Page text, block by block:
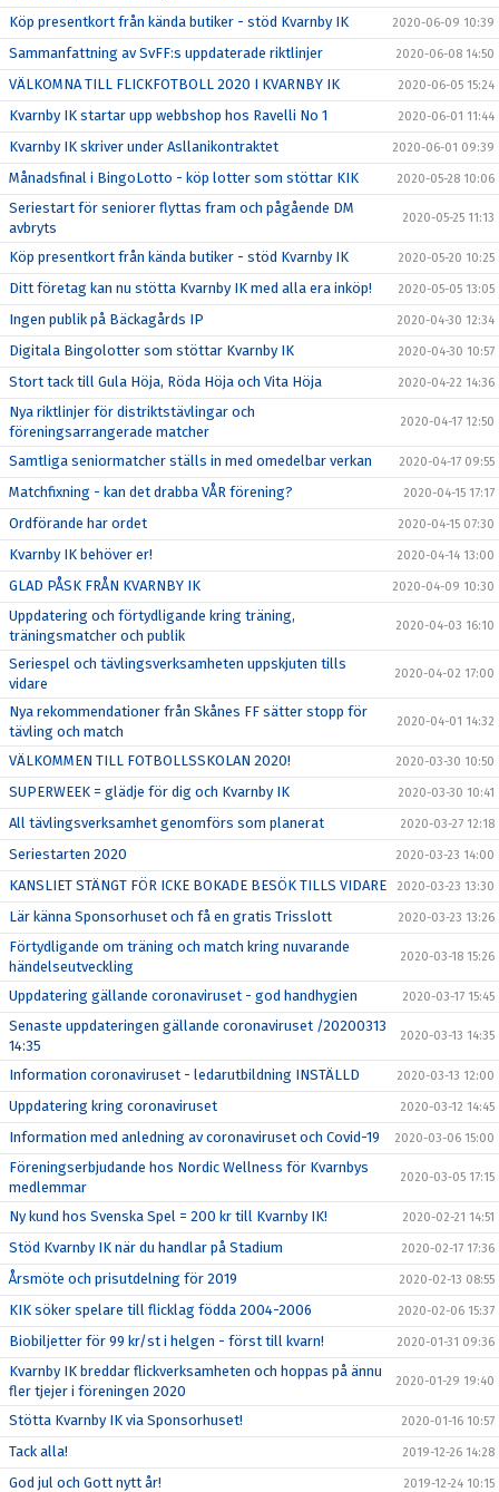
Köp presentkort från kända butiker - stöd Kvarnby IK 2020-06-09 10:39
Sammanfattning av SvFF:s uppdaterade riktlinjer 2020-06-08 14:50
VÄLKOMNA TILL FLICKFOTBOLL 2020 I KVARNBY IK 2020-06-05 15:24
Kvarnby IK startar upp webbshop hos Ravelli No 1 2020-06-01 11:44
Kvarnby IK skriver under Asllanikontraktet 2020-06-01 09:39
Månadsfinal i BingoLotto - köp lotter som stöttar KIK 2020-05-28 10:06
Seriestart för seniorer flyttas fram och pågående DM
avbryts
2020-05-25 11:13
Köp presentkort från kända butiker - stöd Kvarnby IK 2020-05-20 10:25
Ditt företag kan nu stötta Kvarnby IK med alla era inköp! 2020-05-05 13:05
Ingen publik på Bäckagårds IP 2020-04-30 12:34
Digitala Bingolotter som stöttar Kvarnby IK 2020-04-30 10:57
Stort tack till Gula Höja, Röda Höja och Vita Höja 2020-04-22 14:36
Nya riktlinjer för distriktstävlingar och
föreningsarrangerade matcher
2020-04-17 12:50
Samtliga seniormatcher ställs in med omedelbar verkan 2020-04-17 09:55
Matchfixning - kan det drabba VÅR förening? 2020-04-15 17:17
Ordförande har ordet 2020-04-15 07:30
Kvarnby IK behöver er! 2020-04-14 13:00
GLAD PÅSK FRÅN KVARNBY IK 2020-04-09 10:30
Uppdatering och förtydligande kring träning,
träningsmatcher och publik
2020-04-03 16:10
Seriespel och tävlingsverksamheten uppskjuten tills
vidare
2020-04-02 17:00
Nya rekommendationer från Skånes FF sätter stopp för
tävling och match
2020-04-01 14:32
VÄLKOMMEN TILL FOTBOLLSSKOLAN 2020! 2020-03-30 10:50
SUPERWEEK = glädje för dig och Kvarnby IK 2020-03-30 10:41
All tävlingsverksamhet genomförs som planerat 2020-03-27 12:18
Seriestarten 2020 2020-03-23 14:00
KANSLIET STÄNGT FÖR ICKE BOKADE BESÖK TILLS VIDARE 2020-03-23 13:30
Lär känna Sponsorhuset och få en gratis Trisslott 2020-03-23 13:26
Förtydligande om träning och match kring nuvarande
händelseutveckling
2020-03-18 15:26
Uppdatering gällande coronaviruset - god handhygien 2020-03-17 15:45
Senaste uppdateringen gällande coronaviruset /20200313
14:35
2020-03-13 14:35
Information coronaviruset - ledarutbildning INSTÄLLD 2020-03-13 12:00
Uppdatering kring coronaviruset 2020-03-12 14:45
Information med anledning av coronaviruset och Covid-19 2020-03-06 15:00
Föreningserbjudande hos Nordic Wellness för Kvarnbys
medlemmar
2020-03-05 17:15
Ny kund hos Svenska Spel = 200 kr till Kvarnby IK! 2020-02-21 14:51
Stöd Kvarnby IK när du handlar på Stadium 2020-02-17 17:36
Årsmöte och prisutdelning för 2019 2020-02-13 08:55
KIK söker spelare till flicklag födda 2004-2006 2020-02-06 15:37
Biobiljetter för 99 kr/st i helgen - först till kvarn! 2020-01-31 09:36
Kvarnby IK breddar flickverksamheten och hoppas på ännu
fler tjejer i föreningen 2020
2020-01-29 19:40
Stötta Kvarnby IK via Sponsorhuset! 2020-01-16 10:57
Tack alla! 2019-12-26 14:28
God jul och Gott nytt år! 2019-12-24 10:15